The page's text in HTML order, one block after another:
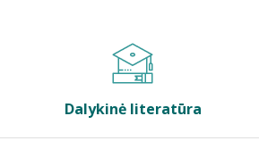
Dalykinė literatūra